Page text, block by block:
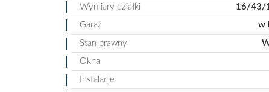
Wymiary działki 16/43/
Garaż w
Stan prawny
Okna
Instalacje